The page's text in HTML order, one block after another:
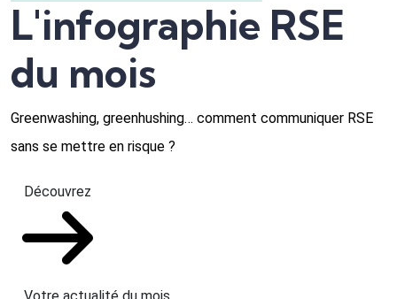
L'infographie RSE
du mois
Greenwashing, greenhushing… comment communiquer RSE
sans se mettre en risque ?
Découvrez